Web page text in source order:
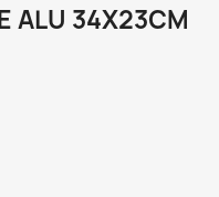
ALU 34X23CM